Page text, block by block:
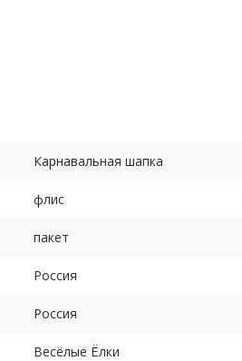
Карнавальная шапка
флис
пакет
Россия
Россия
Весёлые Ёлки